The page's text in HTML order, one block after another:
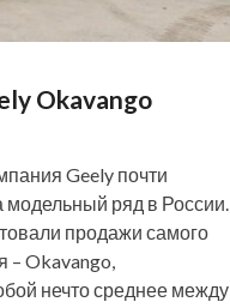
Okavango
Geely почти
ряд в России.
продажи самого
– Okavango,
нечто среднее между